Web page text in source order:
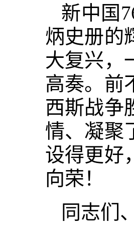
新中国
炳史册的
大复兴，
高奏。前
西斯战争
情、凝聚
设得更好
向荣！
同志们